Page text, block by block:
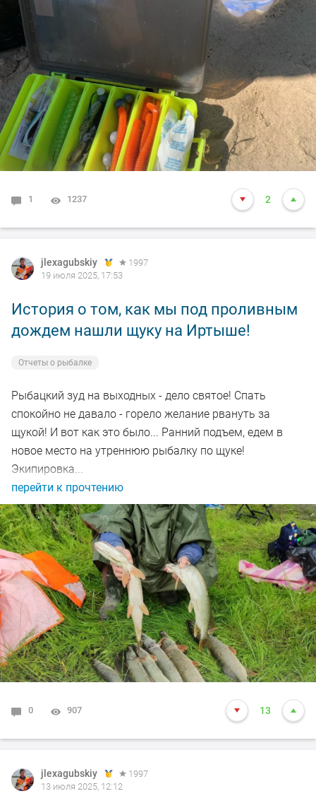
1 1237 2
jlexagubskiy
1997
19 июля 2025, 17:53
История о том, как мы под проливным
дождем нашли щуку на Иртыше!
Отчеты о рыбалке
Рыбацкий зуд на выходных - дело святое! Спать
спокойно не давало - горело желание рвануть за
щукой! И вот как это было... Ранний подъем, едем в
новое место на утреннюю рыбалку по щуке!
Экипировка...
перейти к прочтению
0 907 13
jlexagubskiy
1997
13 июля 2025, 12:12